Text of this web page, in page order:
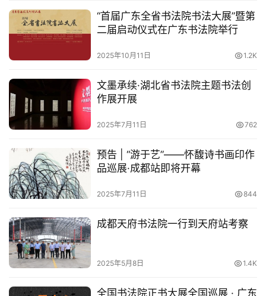
“首届广东全省书法院书法大展”暨第
二届启动仪式在广东书法院举行
2025年10月11日 1.2K
文墨承续·湖北省书法院主题书法创
作展开展
2025年7月11日 762
预告 | “游于艺”——怀馥诗书画印作
品巡展·成都站即将开幕
2025年7月11日 844
成都天府书法院一行到天府站考察
2025年5月8日 1.4K
全国书法院正书大展全国巡展 · 广东